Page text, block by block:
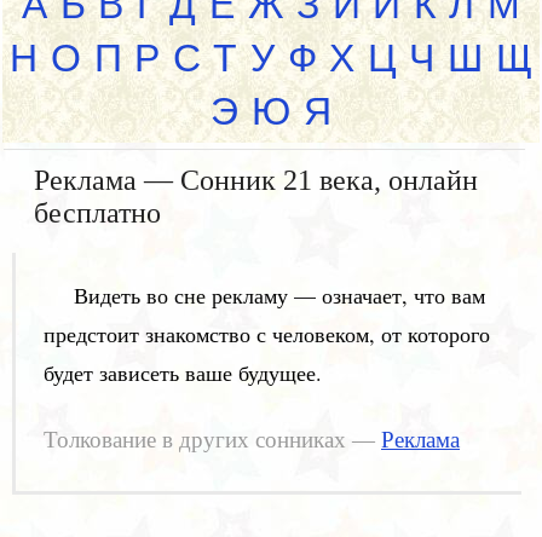
Н О П Р С Т У Ф Х Ц Ч Ш Щ
Э Ю Я
Реклама — Сонник 21 века, онлайн
бесплатно
Видеть во сне рекламу — означает, что вам
предстоит знакомство с человеком, от которого
будет зависеть ваше будущее.
Толкование в других сонниках — Реклама